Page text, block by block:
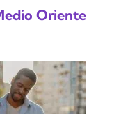
Oriente